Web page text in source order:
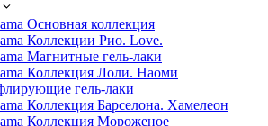
Основная коллекция
Коллекции Рио. Love.
Магнитные гель-лаки
Коллекция Лоли. Наоми
гель-лаки
Коллекция Барселона. Хамелеон
Коллекция Мороженое